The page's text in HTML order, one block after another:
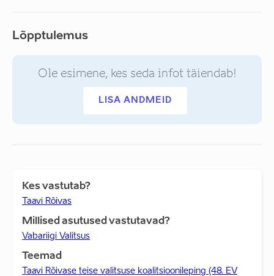
Lõpptulemus
Ole esimene, kes seda infot täiendab!
LISA ANDMEID
Kes vastutab?
Taavi Rõivas
Millised asutused vastutavad?
Vabariigi Valitsus
Teemad
Taavi Rõivase teise valitsuse koalitsioonileping (48. EV